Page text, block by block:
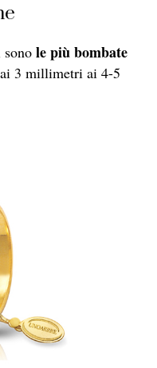
le più bombate
3 millimetri ai 4-5